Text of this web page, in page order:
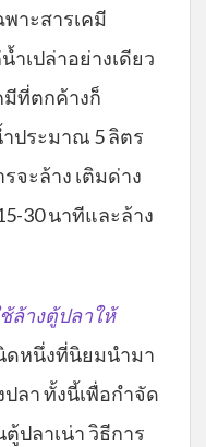
พาะสารเคมี
เปล่าอย่างเดียว
มีที่ตกค้างก็
ประมาณ 5 ลิตร
จะล้าง เติมด่าง
30 นาทีและล้าง
ล้างตู้ปลาให้
ดหนึ่งที่นิยมนำมา
ลา ทั้งนี้เพื่อกำจัด
ปลาเน่า วิธีการ